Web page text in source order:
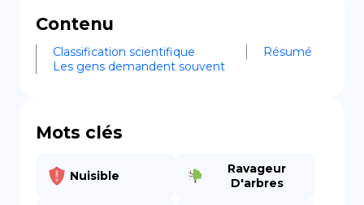
Contenu
Classification scientifique
Résumé
Les gens demandent souvent
Mots clés
Nuisible
Ravageur
D'arbres